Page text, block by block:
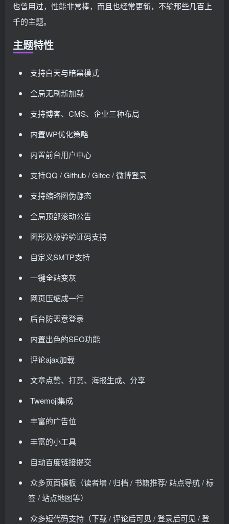
也曾用过，性能非常棒，而且也经常更新，不输那些几百上
千的主题。
主题特性
支持白天与暗黑模式
全局无刷新加载
支持博客、CMS、企业三种布局
内置WP优化策略
内置前台用户中心
支持QQ / Github / Gitee / 微博登录
支持缩略图伪静态
全局顶部滚动公告
图形及极验验证码支持
自定义SMTP支持
一键全站变灰
网页压缩成一行
后台防恶意登录
内置出色的SEO功能
评论ajax加载
文章点赞、打赏、海报生成、分享
Twemoji集成
丰富的广告位
丰富的小工具
自动百度链接提交
众多页面模板（读者墙 / 归档 / 书籍推荐/ 站点导航 / 标
签 / 站点地图等）
众多短代码支持（下载 / 评论后可见 / 登录后可见 / 登